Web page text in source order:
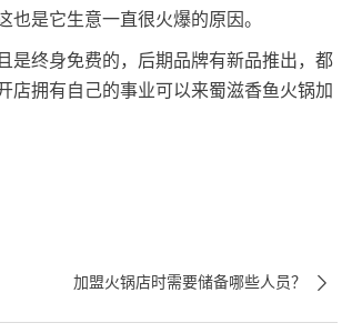
是它生意一直很火爆的原因。
终身免费的，后期品牌有新品推出，都
店拥有自己的事业可以来蜀滋香鱼火锅加

加盟火锅店时需要储备哪些人员？